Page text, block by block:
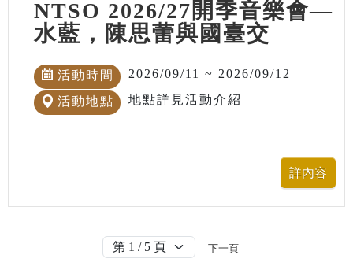
NTSO 2026/27開季音樂會—
水藍，陳思蕾與國臺交
活動時間 2026/09/11 ~ 2026/09/12
活動地點 地點詳見活動介紹
下一頁